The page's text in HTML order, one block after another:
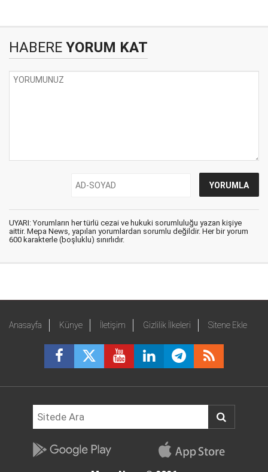
HABERE YORUM KAT
UYARI: Yorumların her türlü cezai ve hukuki sorumluluğu yazan kişiye
aittir. Mepa News, yapılan yorumlardan sorumlu değildir. Her bir yorum
600 karakterle (boşluklu) sınırlıdır.
Anasayfa Künye İletişim Gizlilik İlkeleri Sitene Ekle